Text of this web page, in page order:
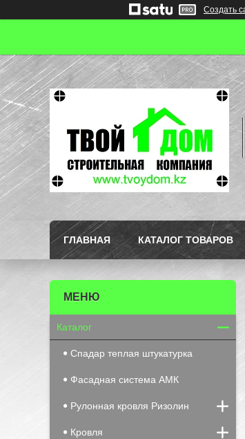
Создать
ГЛАВНАЯ КАТАЛОГ ТОВАРОВ
Каталог
Спадар теплая штукатурка
Фасадная система АМК
Рулонная кровля Ризолин
Кровля